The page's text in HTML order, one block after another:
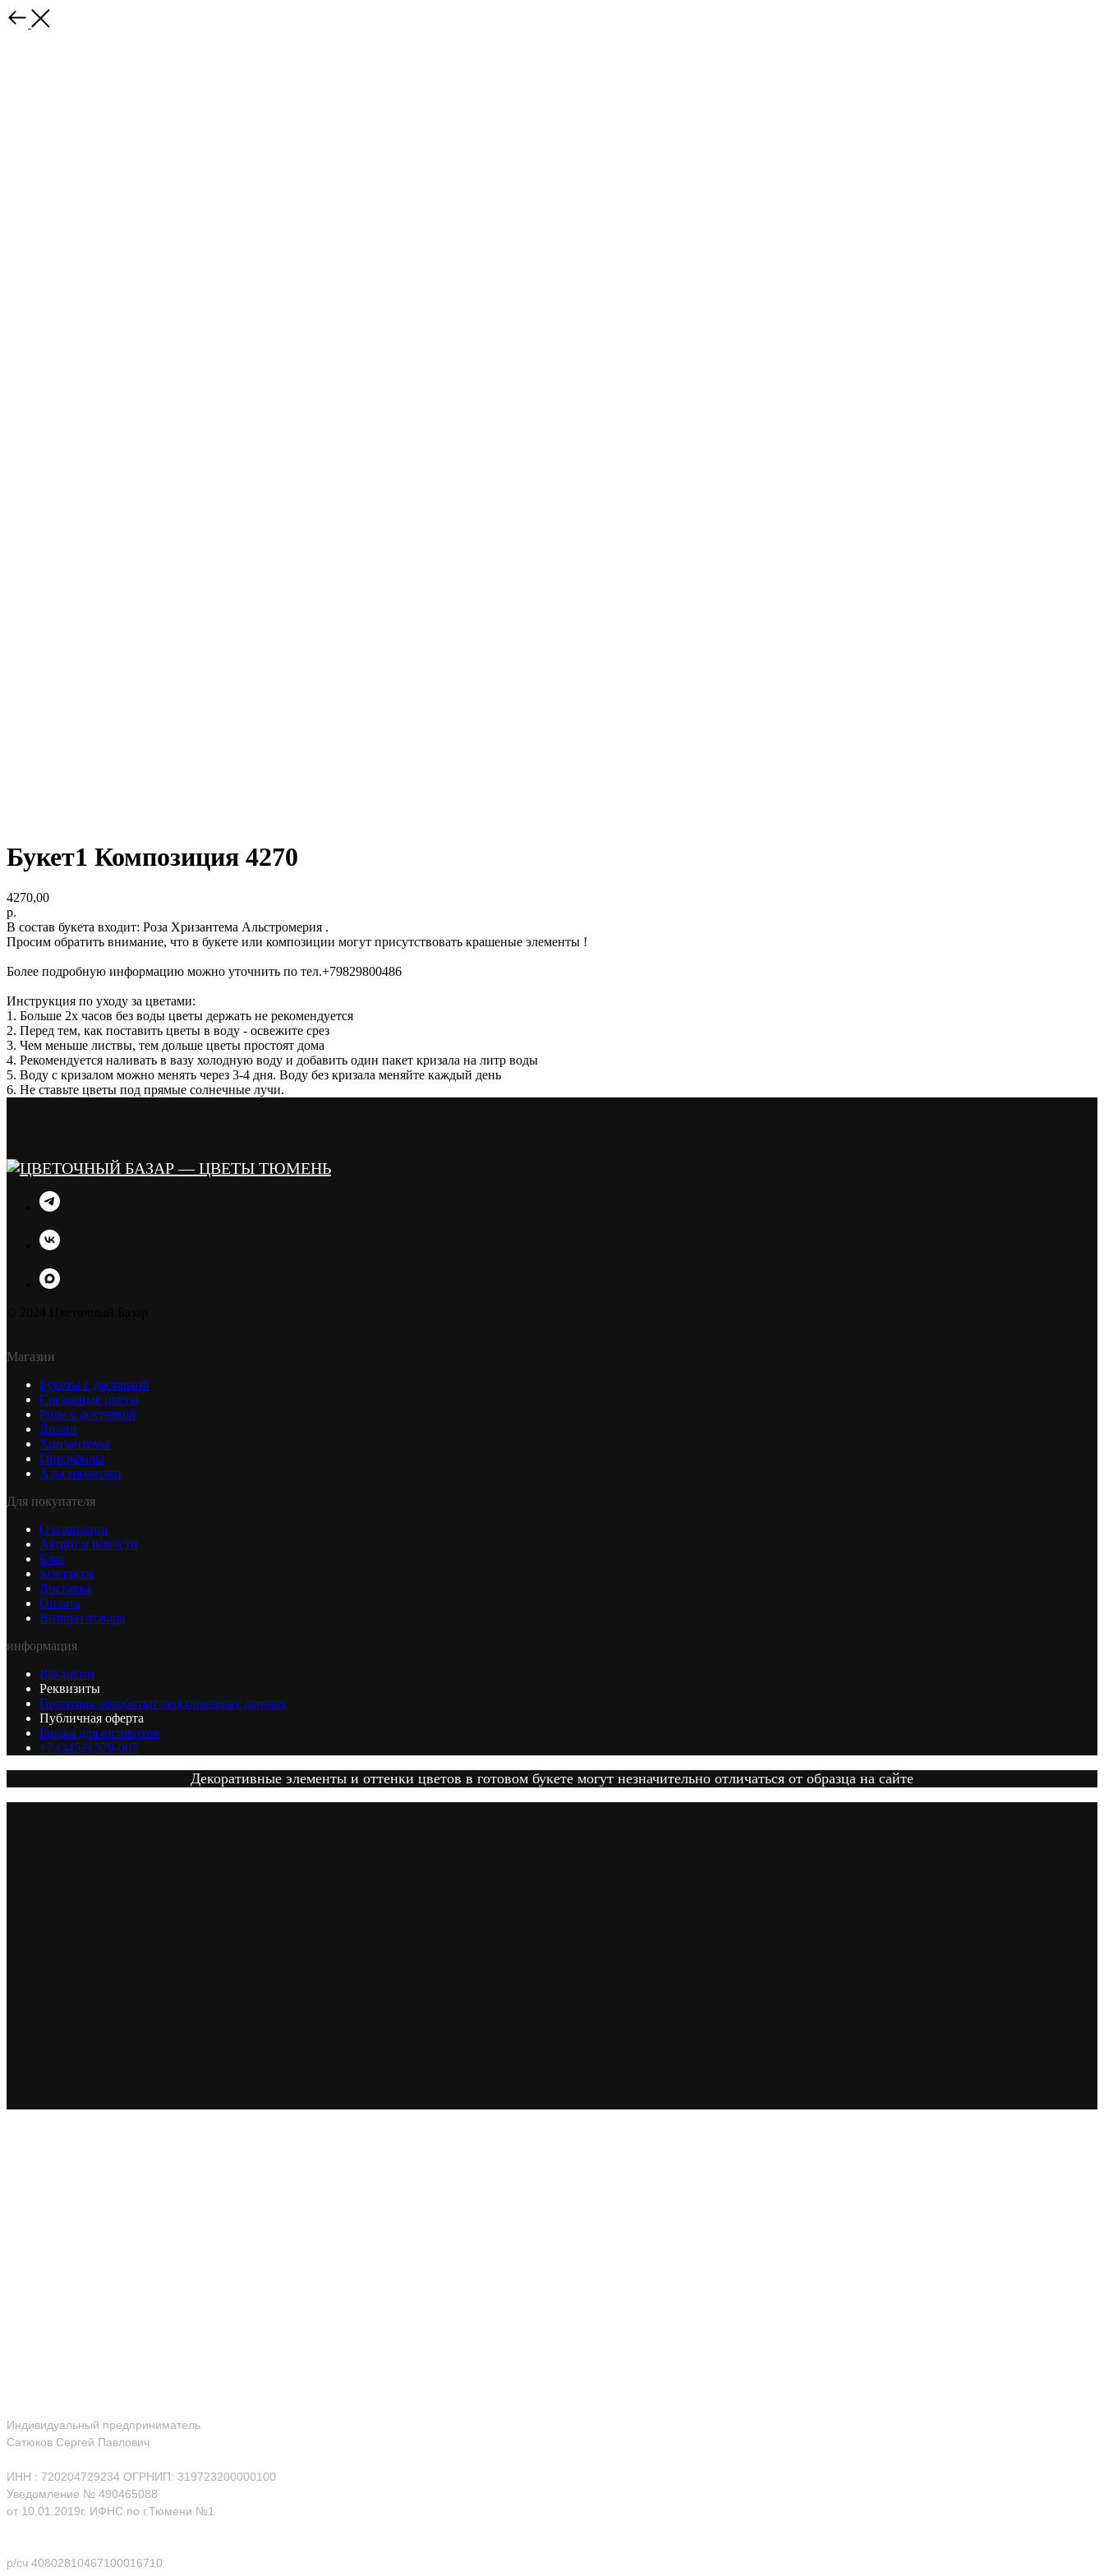
Букет1 Композиция 4270
4270,00
р.
В состав букета входит: Роза Хризантема Альстромерия .
Просим обратить внимание, что в букете или композиции могут присутствовать крашеные элементы !
Более подробную информацию можно уточнить по тел.+79829800486
Инструкция по уходу за цветами:
1. Больше 2х часов без воды цветы держать не рекомендуется
2. Перед тем, как поставить цветы в воду - освежите срез
3. Чем меньше листвы, тем дольше цветы простоят дома
4. Рекомендуется наливать в вазу холодную воду и добавить один пакет кризала на литр воды
5. Воду с кризалом можно менять через 3-4 дня. Воду без кризала меняйте каждый день
6. Не ставьте цветы под прямые солнечные лучи.
Магазин
Букеты с доставкой
Срезанные цветы
Розы с доставкой
Лилии
Хризантемы
Гипсофилы
Альстромерии
Для покупателя
О компании
Акции и новости
Блог
Контакты
Доставка
Оплата
Возврат товара
информация
Вакансии
Реквизиты
Политика обработки персональных данных
Публичная оферта
Биржа для оптовиков
+7 (3452) 579-007
Декоративные элементы и оттенки цветов в готовом букете могут незначительно отличаться от образца на сайте
Индивидуальный предприниматель
Сатюков Сергей Павлович
ИНН : 720204729234 ОГРНИП: 319723200000100
Уведомление № 490465088
от 10.01.2019г. ИФНС по г.Тюмени №1
р/сч 40802810467100016710